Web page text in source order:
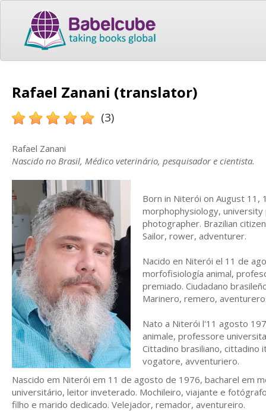
Rafael Zanani (translator)
(3)
Rafael Zanani
Nascido no Brasil, Médico veterinário, pesquisador e cientista.
Born in Niterói on August 11,
morphophysiology,
photographer. Brazilian
Sailor, rower, adventurer.
Nacido en Niterói el 11 de
morfofisiología animal,
premiado. Ciudadano
Marinero, remero,
Nato a Niterói l'11 agosto
animale, professore
Cittadino brasiliano, cittadino
vogatore, avventuriero.
Nascido em Niterói em 11 de agosto de 1976, bacharel em
universitário, leitor inveterado. Mochileiro, viajante e
filho e marido dedicado. Velejador, remador, aventureiro.